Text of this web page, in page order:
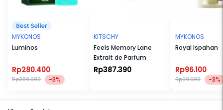
MYKONOS
Luminos
Rp280.400
Rp289.000 -3%
KITSCHY
Feels Memory Lane
Extrait de Parfum
Rp387.390
MYKONOS
Royal Ispahan
Rp96.100
Rp99.000 -3%